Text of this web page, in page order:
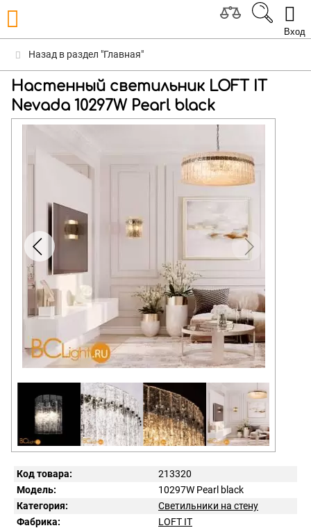
Вход
Назад в раздел "Главная"
Настенный светильник LOFT IT
Nevada 10297W Pearl black
Код товара:
213320
Модель:
10297W Pearl black
Категория:
Светильники на стену
Фабрика:
LOFT IT